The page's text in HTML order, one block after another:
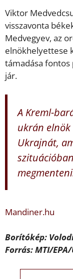
Viktor
visszavonta
Medvegyev, az
elnökhelyettese
támadása
jár.
A Kreml-
ukrán
Ukrajnát,
Mandiner.hu
Borítókép:
Forrás: MTI/